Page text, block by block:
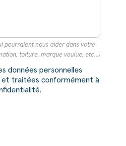
pourraient nous aider dans votre
toiture, marque voulue, etc...)
données personnelles
traitées conformément à